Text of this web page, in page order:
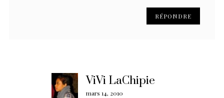
RÉPONDRE
ViVi LaChipie
mars 14, 2010